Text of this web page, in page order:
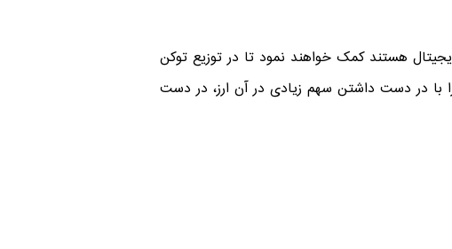
هستند کمک خواهند نمود تا در توزیع توکن
با در دست داشتن سهم زیادی در آن ارز، در دست